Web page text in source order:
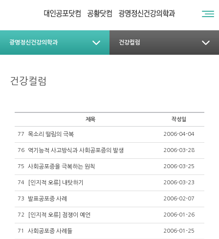
광명정신건강의학과 건강컬럼
건강컬럼
제목 작성일
77 목소리 떨림의 극복 2006-04-04
76 역기능적 사고방식과 사회공포증의 발생 2006-03-28
75 사회공포증을 극복하는 원칙 2006-03-25
74 [인지적 오류] 내탓하기 2006-03-23
73 발표공포증 사례 2006-02-07
72 [인지적 오류] 점쟁이 예언 2006-01-26
71 사회공포증 사례들 2006-01-25